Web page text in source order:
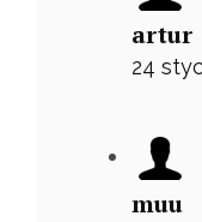
artur
24
muu